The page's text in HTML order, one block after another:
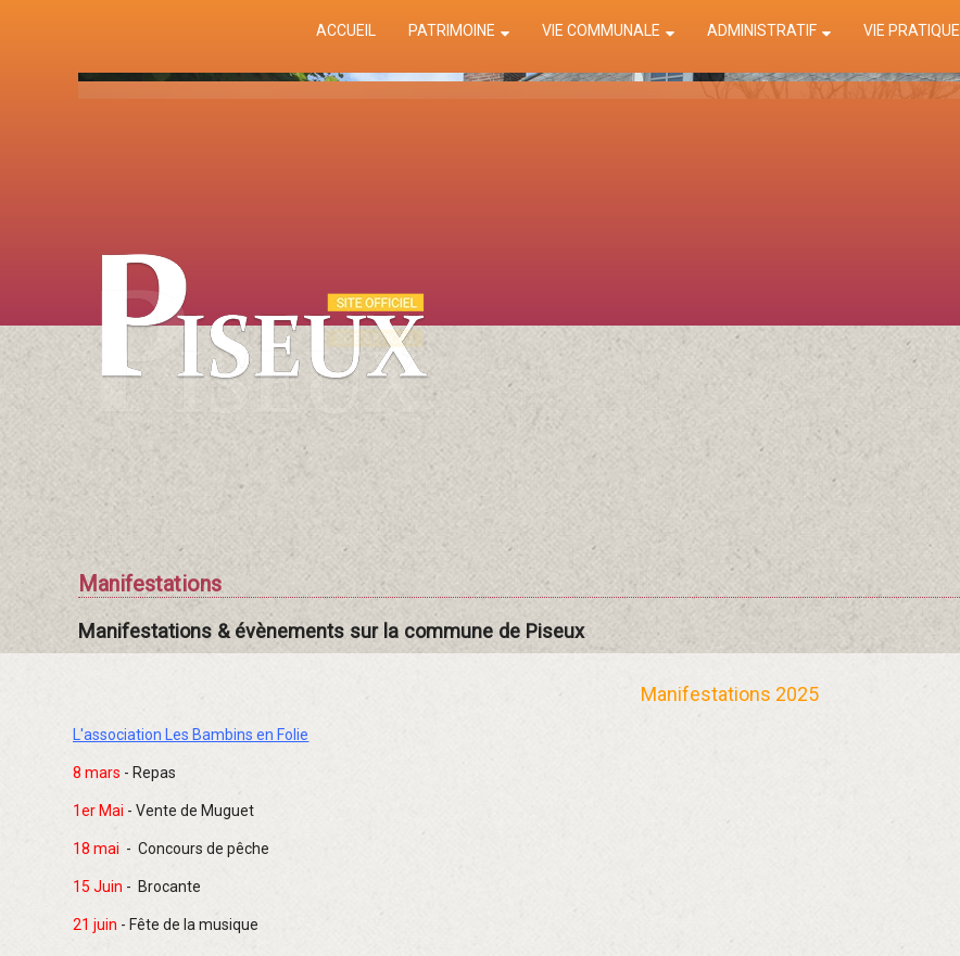
ACCUEIL PATRIMOINE VIE COMMUNALE ADMINISTRATIF VIE PRATIQUE
Manifestations
Manifestations & évènements sur la commune de Piseux
Manifestations 2025
L'association Les Bambins en Folie
8 mars - Repas
1er Mai - Vente de Muguet
18 mai - Concours de pêche
15 Juin - Brocante
21 juin - Fête de la musique